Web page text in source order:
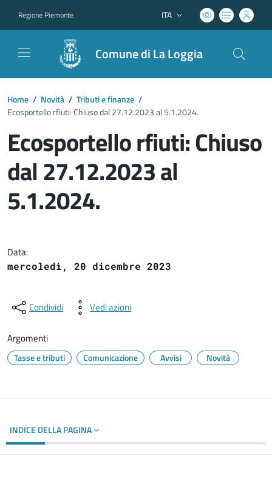
Regione Piemonte Lingua attiva:
ITA
Comune di La Loggia
Home / Novità / Tributi e finanze /
Ecosportello rfiuti: Chiuso dal 27.12.2023 al 5.1.2024.
Ecosportello rfiuti: Chiuso
dal 27.12.2023 al
5.1.2024.
Data:
mercoledì, 20 dicembre 2023
Condividi Vedi azioni
Argomenti
Tasse e tributi Comunicazione Avvisi Novità
INDICE DELLA PAGINA